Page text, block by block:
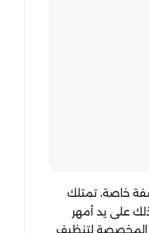
خاصة، تمتلك
على يد أمهر
المخصصة لتنظيف